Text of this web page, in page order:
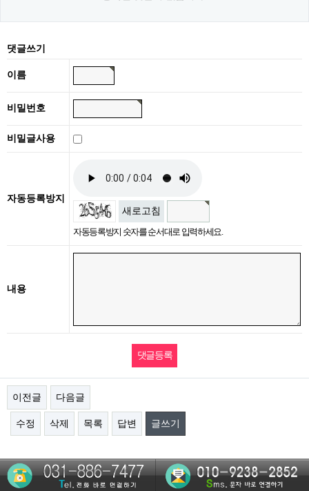
댓글쓰기
이름
비밀번호
비밀글사용
자동등록방지
새로고침
자동등록방지 숫자를 순서대로 입력하세요.
내용
이전글 다음글
수정 삭제 목록 답변 글쓰기